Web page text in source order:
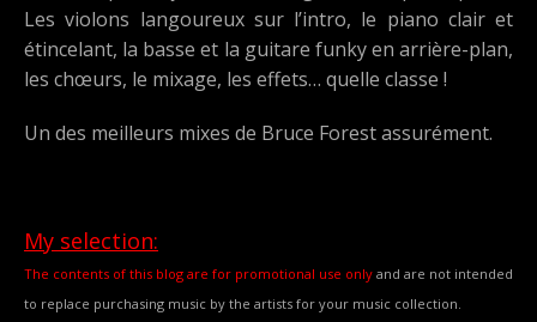
Les violons langoureux sur l’intro, le piano clair et
étincelant, la basse et la guitare funky en arrière-plan,
les chœurs, le mixage, les effets… quelle classe !
Un des meilleurs mixes de Bruce Forest assurément.
My selection:
The contents of this blog are for promotional use only and are not intended
to replace purchasing music by the artists for your music collection.